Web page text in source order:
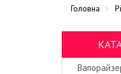
Головна